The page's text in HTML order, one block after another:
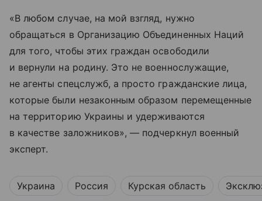
«В любом случае, на мой взгляд, нужно
обращаться в Организацию Объединенных Наций
для того, чтобы этих граждан освободили
и вернули на родину. Это не военнослужащие,
не агенты спецслужб, а просто гражданские лица,
которые были незаконным образом перемещенные
на территорию Украины и удерживаются
в качестве заложников», — подчеркнул военный
эксперт.
Украина Россия Курская область